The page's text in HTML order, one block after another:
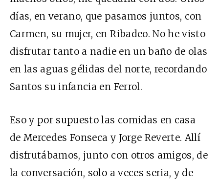
días, en verano, que pasamos juntos, con
Carmen, su mujer, en Ribadeo. No he visto
disfrutar tanto a nadie en un baño de olas
en las aguas gélidas del norte, recordando
Santos su infancia en Ferrol.
Eso y por supuesto las comidas en casa
de Mercedes Fonseca y Jorge Reverte. Allí
disfrutábamos, junto con otros amigos, de
la conversación, solo a veces seria, y de